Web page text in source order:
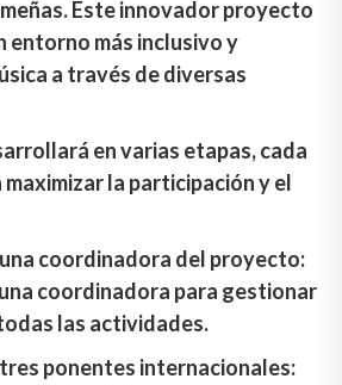
Este innovador proyecto
entorno más inclusivo y
a través de diversas
en varias etapas, cada
la participación y el
coordinadora del proyecto:
coordinadora para gestionar
las actividades.
ponentes internacionales: